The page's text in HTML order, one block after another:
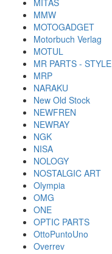
MITAS
MMW
MOTOGADGET
Motorbuch Verlag
MOTUL
MR PARTS - STYLE
MRP
NARAKU
New Old Stock
NEWFREN
NEWRAY
NGK
NISA
NOLOGY
NOSTALGIC ART
Olympia
OMG
ONE
OPTIC PARTS
OttoPuntoUno
Overrev